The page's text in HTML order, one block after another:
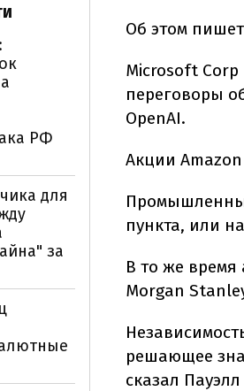
Об этом пишет
Microsoft
переговоры
OpenAI.
Акции
пункта, или
В то же время
Morgan
решающее
сказал
РФ
для
за